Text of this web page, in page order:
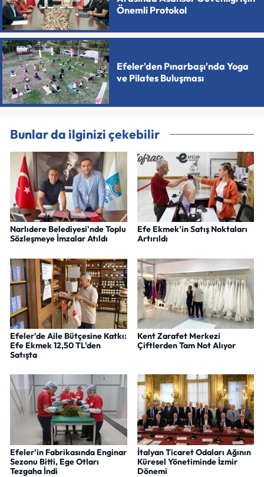
Önemli Protokol
Efeler'den Pınarbaşı'nda Yoga
ve Pilates Buluşması
Bunlar da ilginizi çekebilir
Narlıdere Belediyesi'nde Toplu
Sözleşmeye İmzalar Atıldı
Efe Ekmek'in Satış Noktaları
Artırıldı
Efeler'de Aile Bütçesine Katkı:
Efe Ekmek 12,50 TL'den
Satışta
Kent Zarafet Merkezi
Çiftlerden Tam Not Alıyor
Efeler'in Fabrikasında Enginar
Sezonu Bitti, Ege Otları
Tezgaha İndi
İtalyan Ticaret Odaları Ağının
Küresel Yönetiminde İzmir
Dönemi